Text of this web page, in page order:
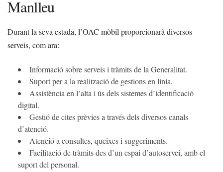
Manlleu
Durant la seva estada, l’OAC mòbil proporcionarà diversos
serveis, com ara:
Informació sobre serveis i tràmits de la Generalitat.
Suport per a la realització de gestions en línia.
Assistència en l’alta i ús dels sistemes d’identificació
digital.
Gestió de cites prèvies a través dels diversos canals
d’atenció.
Atenció a consultes, queixes i suggeriments.
Facilitació de tràmits des d’un espai d’autoservei, amb el
suport del personal.